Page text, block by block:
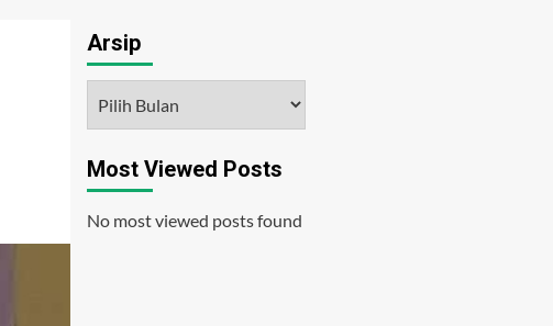
Arsip
Most Viewed Posts
No most viewed posts found